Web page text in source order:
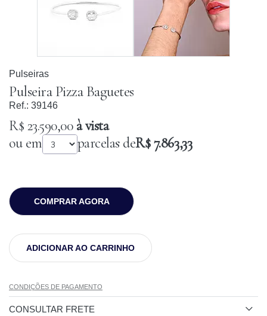
Pulseiras
Pulseira Pizza Baguetes
Ref.: 39146
R$ 23.590,00à vista
ou em
parcelas deR$ 7.863,33
COMPRAR AGORA
ADICIONAR AO CARRINHO
CONDIÇÕES DE PAGAMENTO
CONSULTAR FRETE